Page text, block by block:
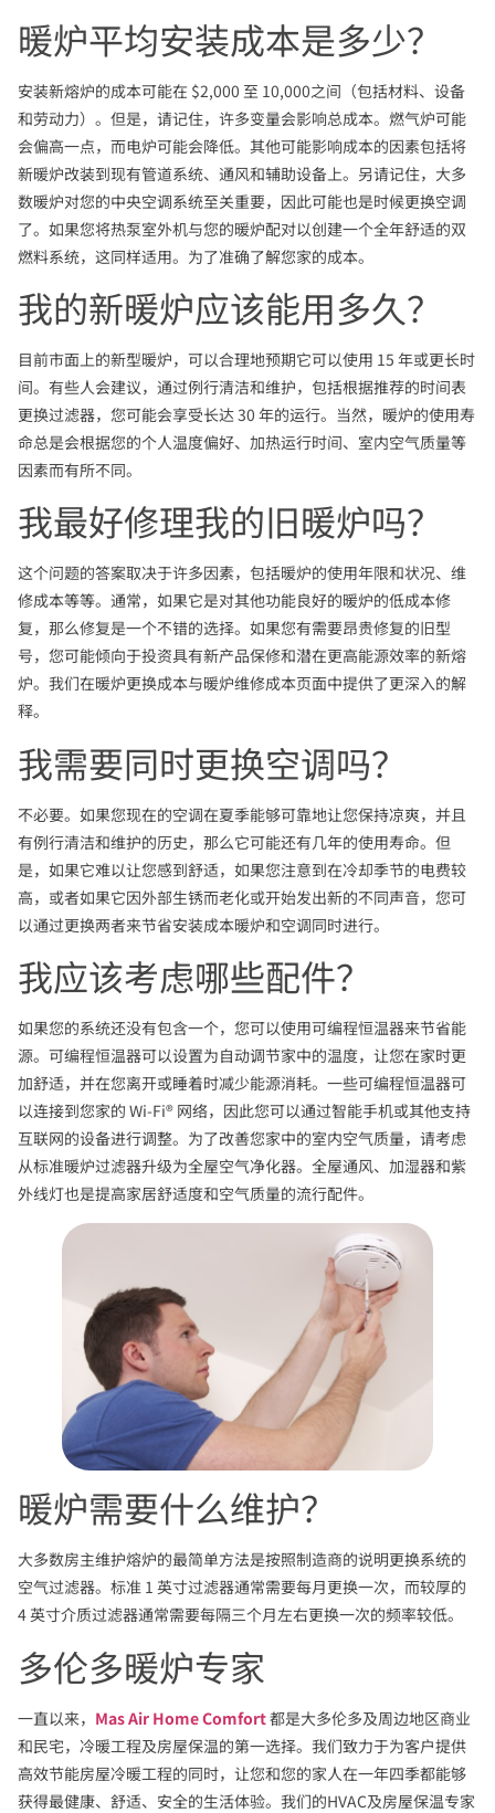
暖炉平均安装成本是多少？
安装新熔炉的成本可能在 $2,000 至 10,000之间（包括材料、设备
和劳动力）。但是，请记住，许多变量会影响总成本。燃气炉可能
会偏高一点，而电炉可能会降低。其他可能影响成本的因素包括将
新暖炉改装到现有管道系统、通风和辅助设备上。另请记住，大多
数暖炉对您的中央空调系统至关重要，因此可能也是时候更换空调
了。如果您将热泵室外机与您的暖炉配对以创建一个全年舒适的双
燃料系统，这同样适用。为了准确了解您家的成本。
我的新暖炉应该能用多久？
目前市面上的新型暖炉，可以合理地预期它可以使用 15 年或更长时
间。有些人会建议，通过例行清洁和维护，包括根据推荐的时间表
更换过滤器，您可能会享受长达 30 年的运行。当然，暖炉的使用寿
命总是会根据您的个人温度偏好、加热运行时间、室内空气质量等
因素而有所不同。
我最好修理我的旧暖炉吗？
这个问题的答案取决于许多因素，包括暖炉的使用年限和状况、维
修成本等等。通常，如果它是对其他功能良好的暖炉的低成本修
复，那么修复是一个不错的选择。如果您有需要昂贵修复的旧型
号，您可能倾向于投资具有新产品保修和潜在更高能源效率的新熔
炉。我们在暖炉更换成本与暖炉维修成本页面中提供了更深入的解
释。
我需要同时更换空调吗？
不必要。如果您现在的空调在夏季能够可靠地让您保持凉爽，并且
有例行清洁和维护的历史，那么它可能还有几年的使用寿命。但
是，如果它难以让您感到舒适，如果您注意到在冷却季节的电费较
高，或者如果它因外部生锈而老化或开始发出新的不同声音，您可
以通过更换两者来节省安装成本暖炉和空调同时进行。
我应该考虑哪些配件？
如果您的系统还没有包含一个，您可以使用可编程恒温器来节省能
源。可编程恒温器可以设置为自动调节家中的温度，让您在家时更
加舒适，并在您离开或睡着时减少能源消耗。一些可编程恒温器可
以连接到您家的 Wi-Fi® 网络，因此您可以通过智能手机或其他支持
互联网的设备进行调整。为了改善您家中的室内空气质量，请考虑
从标准暖炉过滤器升级为全屋空气净化器。全屋通风、加湿器和紫
外线灯也是提高家居舒适度和空气质量的流行配件。
暖炉需要什么维护？
大多数房主维护熔炉的最简单方法是按照制造商的说明更换系统的
空气过滤器。标准 1 英寸过滤器通常需要每月更换一次，而较厚的
4 英寸介质过滤器通常需要每隔三个月左右更换一次的频率较低。
多伦多暖炉专家
一直以来， Mas Air Home Comfort都是大多伦多及周边地区商业
和民宅，冷暖工程及房屋保温的第一选择。我们致力于为客户提供
高效节能房屋冷暖工程的同时，让您和您的家人在一年四季都能够
获得最健康、舒适、安全的生活体验。我们的HVAC及房屋保温专家